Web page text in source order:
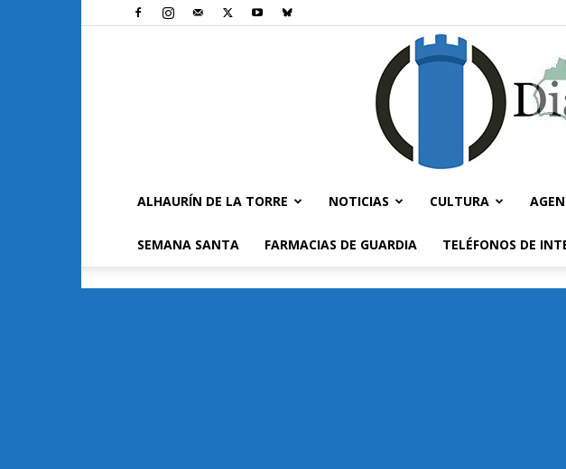
ALHAURÍN DE LA TORRE NOTICIAS CULTURA
SEMANA SANTA FARMACIAS DE GUARDIA TELÉFONOS DE